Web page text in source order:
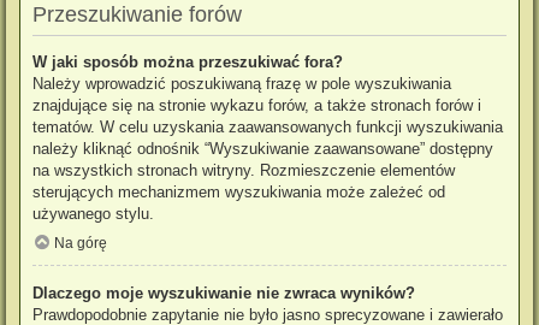
Przeszukiwanie forów
W jaki sposób można przeszukiwać fora?
Należy wprowadzić poszukiwaną frazę w pole wyszukiwania
znajdujące się na stronie wykazu forów, a także stronach forów i
tematów. W celu uzyskania zaawansowanych funkcji wyszukiwania
należy kliknąć odnośnik “Wyszukiwanie zaawansowane” dostępny
na wszystkich stronach witryny. Rozmieszczenie elementów
sterujących mechanizmem wyszukiwania może zależeć od
używanego stylu.
Na górę
Dlaczego moje wyszukiwanie nie zwraca wyników?
Prawdopodobnie zapytanie nie było jasno sprecyzowane i zawierało